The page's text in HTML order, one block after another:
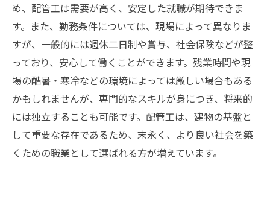
め、配管工は需要が高く、安定した就職が期待できま
す。また、勤務条件については、現場によって異なりま
すが、一般的には週休二日制や賞与、社会保険などが整
っており、安心して働くことができます。残業時間や現
場の酷暑・寒冷などの環境によっては厳しい場合もある
かもしれませんが、専門的なスキルが身につき、将来的
には独立することも可能です。配管工は、建物の基盤と
して重要な存在であるため、末永く、より良い社会を築
くための職業として選ばれる方が増えています。